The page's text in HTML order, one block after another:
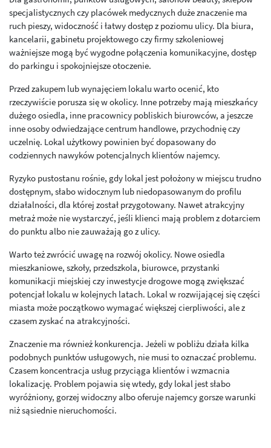
specjalistycznych czy placówek medycznych duże znaczenie ma
ruch pieszy, widoczność i łatwy dostęp z poziomu ulicy. Dla biura,
kancelarii, gabinetu projektowego czy firmy szkoleniowej
ważniejsze mogą być wygodne połączenia komunikacyjne, dostęp
do parkingu i spokojniejsze otoczenie.
Przed zakupem lub wynajęciem lokalu warto ocenić, kto
rzeczywiście porusza się w okolicy. Inne potrzeby mają mieszkańcy
dużego osiedla, inne pracownicy pobliskich biurowców, a jeszcze
inne osoby odwiedzające centrum handlowe, przychodnię czy
uczelnię. Lokal użytkowy powinien być dopasowany do
codziennych nawyków potencjalnych klientów najemcy.
Ryzyko pustostanu rośnie, gdy lokal jest położony w miejscu trudno
dostępnym, słabo widocznym lub niedopasowanym do profilu
działalności, dla której został przygotowany. Nawet atrakcyjny
metraż może nie wystarczyć, jeśli klienci mają problem z dotarciem
do punktu albo nie zauważają go z ulicy.
Warto też zwrócić uwagę na rozwój okolicy. Nowe osiedla
mieszkaniowe, szkoły, przedszkola, biurowce, przystanki
komunikacji miejskiej czy inwestycje drogowe mogą zwiększać
potencjał lokalu w kolejnych latach. Lokal w rozwijającej się części
miasta może początkowo wymagać większej cierpliwości, ale z
czasem zyskać na atrakcyjności.
Znaczenie ma również konkurencja. Jeżeli w pobliżu działa kilka
podobnych punktów usługowych, nie musi to oznaczać problemu.
Czasem koncentracja usług przyciąga klientów i wzmacnia
lokalizację. Problem pojawia się wtedy, gdy lokal jest słabo
wyróżniony, gorzej widoczny albo oferuje najemcy gorsze warunki
niż sąsiednie nieruchomości.